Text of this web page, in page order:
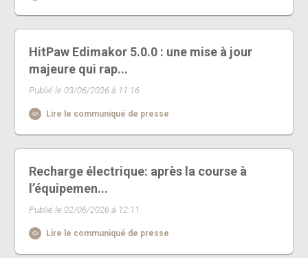
HitPaw Edimakor 5.0.0 : une mise à jour
majeure qui rap...
Publié le 03/06/2026 à 11:16
Lire le communiqué de presse
Recharge électrique: après la course à
l’équipemen...
Publié le 02/06/2026 à 12:11
Lire le communiqué de presse